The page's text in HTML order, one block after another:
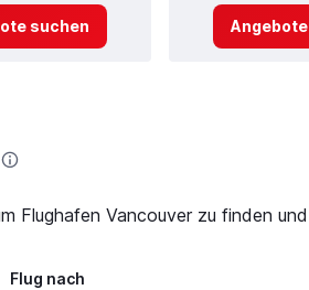
suchen
Flughafen Vancouver zu finden
Flug nach